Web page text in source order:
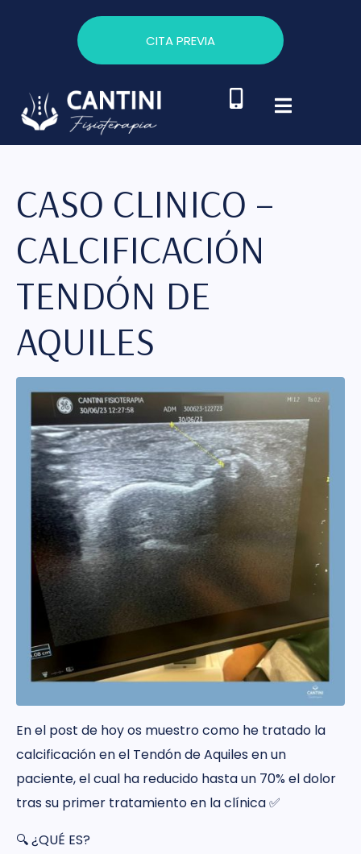
CITA PREVIA
CASO CLINICO –
CALCIFICACIÓN
TENDÓN DE
AQUILES
En el post de hoy os muestro como he tratado la
calcificación en el Tendón de Aquiles en un
paciente, el cual ha reducido hasta un 70% el dolor
tras su primer tratamiento en la clínica ✅
🔍 ¿QUÉ ES?